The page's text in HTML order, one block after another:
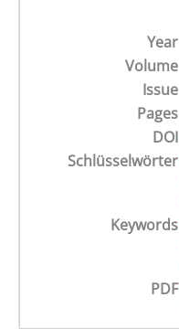
Year
Volume
Issue
Pages
DOI
Schlüsselwörter
Keywords
PDF